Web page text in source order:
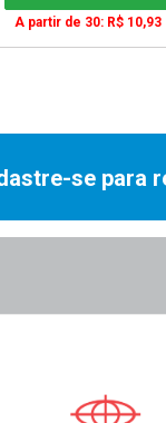
A partir de 30: R$ 10,93
se para